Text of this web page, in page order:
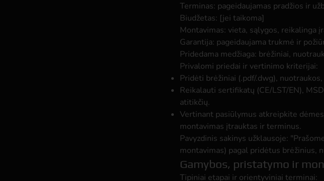
Terminas: pageidaujamas pradžios ir
Biudžetas: [jei taikoma]
Montavimas: vieta, sąlygos, reikalinga
Garantija: pageidaujama trukmė ir
Privalomi priedai ir vertinimo kriterijai:
Pridėti brėžiniai (.pdf/.dwg),
Reikalauti sertifikatų (CE/LST/EN),
atitikčių.
Vertinant pasiūlymus atkreipkite
montavimas įtrauktas ir terminus.
Pavyzdinis sakinys užklausoje:
montavimas) pagal pridėtus brėžinius,
Gamybos, pristatymo ir
Tipiniai etapai ir orientyviniai terminai: